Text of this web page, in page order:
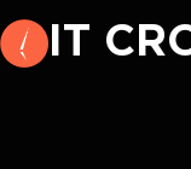
IT